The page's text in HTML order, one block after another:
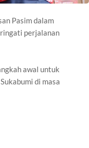
Pasim dalam
perjalanan
awal untuk
di masa